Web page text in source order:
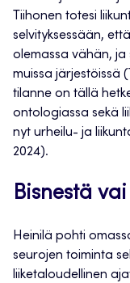
Tiihonen totesi
selvityksessään,
olemassa vähän,
muissa järjestöissä
tilanne on tällä
ontologiassa sekä
nyt urheilu- ja
2024).
Bisnestä
Heinilä pohti
seurojen toiminta
liiketaloudellinen